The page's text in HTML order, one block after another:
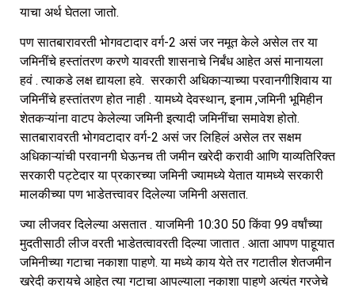
याचा अर्थ घेतला जातो.
पण सातबारावरती भोगवटादार वर्ग-2 असं जर नमूत केले असेल तर या
जमिनींचे हस्तांतरण करणे यावरती शासनाचे निर्बंध आहेत असं मानायला
हवं . त्याकडे लक्ष द्यायला हवे. सरकारी अधिकाऱ्याच्या परवानगीशिवाय या
जमिनींचे हस्तांतरण होत नाही . यामध्ये देवस्थान, इनाम ,जमिनी भूमिहीन
शेतकऱ्यांना वाटप केलेल्या जमिनी इत्यादी जमिनींचा समावेश होतो.
सातबारावरती भोगवटादार वर्ग-2 असं जर लिहिलं असेल तर सक्षम
अधिकाऱ्यांची परवानगी घेऊनच ती जमीन खरेदी करावी आणि याव्यतिरिक्त
सरकारी पट्टेदार या प्रकारच्या जमिनी ज्यामध्ये येतात यामध्ये सरकारी
मालकीच्या पण भाडेतत्त्वावर दिलेल्या जमिनी असतात.
ज्या लीजवर दिलेल्या असतात . याजमिनी 10:30 50 किंवा 99 वर्षांच्या
मुदतीसाठी लीज वरती भाडेतत्वावरती दिल्या जातात . आता आपण पाहूयात
जमिनीच्या गटाचा नकाशा पाहणे. या मध्ये काय येते तर गटातील शेतजमीन
खरेदी करायचे आहेत त्या गटाचा आपल्याला नकाशा पाहणे अत्यंत गरजेचे